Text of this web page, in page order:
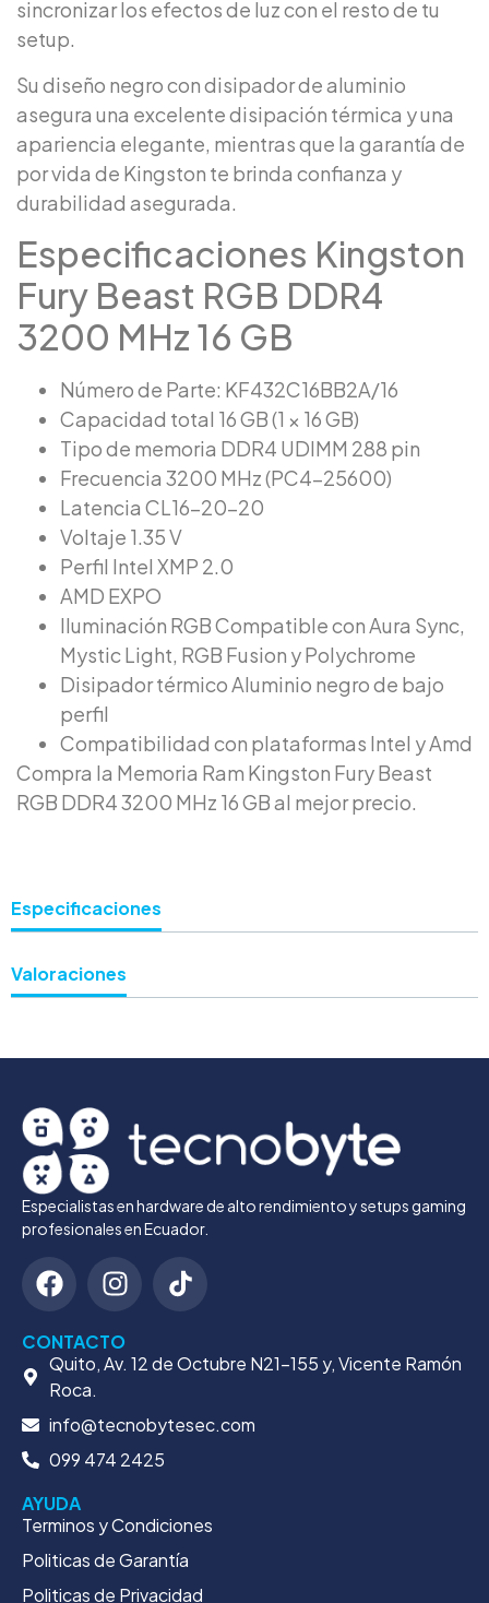
sincronizar los efectos de luz con el resto de tu
setup.
Su diseño negro con disipador de aluminio
asegura una excelente disipación térmica y una
apariencia elegante, mientras que la garantía de
por vida de Kingston te brinda confianza y
durabilidad asegurada.
Especificaciones Kingston
Fury Beast RGB DDR4
3200 MHz 16 GB
Número de Parte: KF432C16BB2A/16
Capacidad total 16 GB (1 × 16 GB)
Tipo de memoria DDR4 UDIMM 288 pin
Frecuencia 3200 MHz (PC4-25600)
Latencia CL16-20-20
Voltaje 1.35 V
Perfil Intel XMP 2.0
AMD EXPO
Iluminación RGB Compatible con Aura Sync,
Mystic Light, RGB Fusion y Polychrome
Disipador térmico Aluminio negro de bajo
perfil
Compatibilidad con plataformas Intel y Amd
Compra la Memoria Ram Kingston Fury Beast
RGB DDR4 3200 MHz 16 GB al mejor precio.
Especificaciones
Valoraciones
Especialistas en hardware de alto rendimiento y setups gaming
profesionales en Ecuador.
CONTACTO
Quito, Av. 12 de Octubre N21-155 y, Vicente Ramón
Roca.
info@tecnobytesec.com
099 474 2425
AYUDA
Terminos y Condiciones
Politicas de Garantía
Politicas de Privacidad